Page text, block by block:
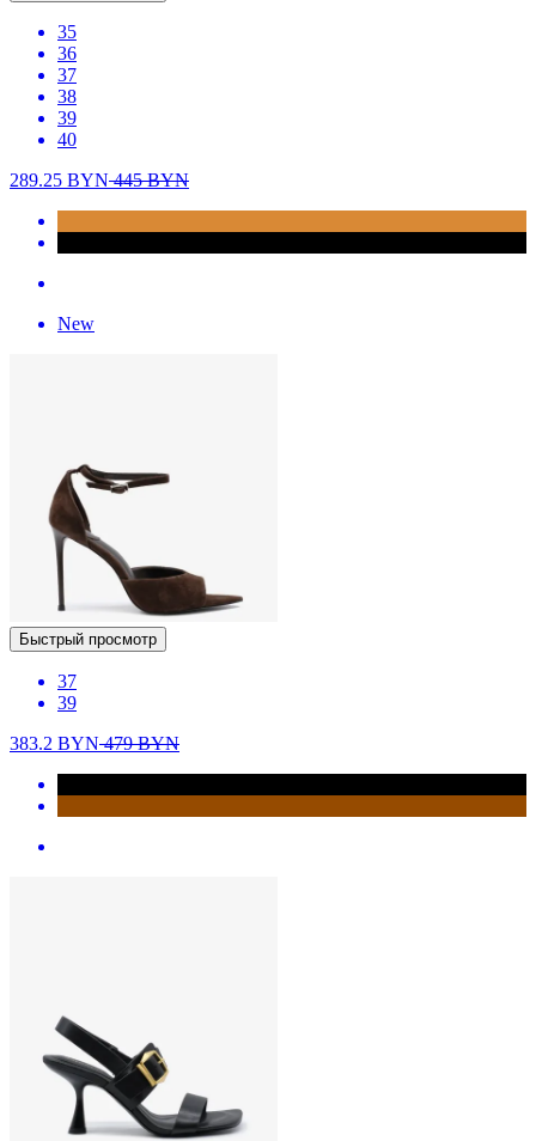
35
36
37
38
39
40
289.25 BYN445BYN
New
Быстрый просмотр
37
39
383.2 BYN479BYN